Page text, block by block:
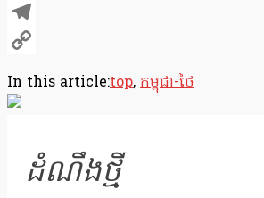
X
Telegram
Link
In this article:top, កម្ពុជា-ថៃ
ដំណឹងថ្មី